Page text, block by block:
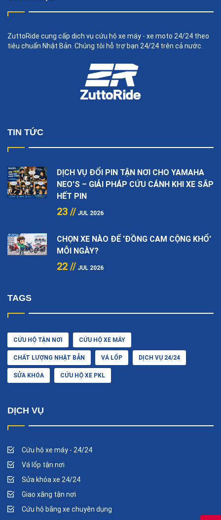
ZuttoRide cung cấp dịch vụ cứu hộ xe máy - xe moto 24/24 theo
tiêu chuẩn Nhật Bản. Chúng tôi hỗ trợ bạn 24/24 trên cả nước.
TIN TỨC
DỊCH VỤ ĐỔI PIN TẬN NƠI CHO YAMAHA
NEO'S – GIẢI PHÁP CỨU CÁNH KHI XE SẮP
HẾT PIN
23 // JUL 2026
CHỌN XE NÀO ĐỂ 'ĐỒNG CAM CỘNG KHỔ'
MỖI NGÀY?
22 // JUL 2026
TAGS
CỨU HỘ TẬN NƠI CỨU HỘ XE MÁY
CHẤT LƯỢNG NHẬT BẢN VÁ LỐP DỊCH VỤ 24/24
SỬA KHÓA CỨU HỘ XE PKL
DỊCH VỤ
Cứu hộ xe máy - 24/24
Vá lốp tận nơi
Sửa khóa xe 24/24
Giao xăng tận nơi
Cứu hộ bằng xe chuyên dụng